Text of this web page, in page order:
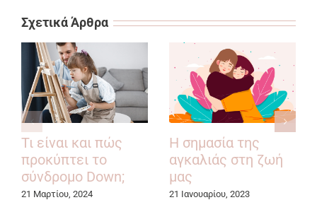
Σχετικά Άρθρα
Τι είναι και πώς
προκύπτει το
σύνδρομο Down;
21 Μαρτίου, 2024
Η σημασία της
αγκαλιάς στη ζωή
μας
21 Ιανουαρίου, 2023